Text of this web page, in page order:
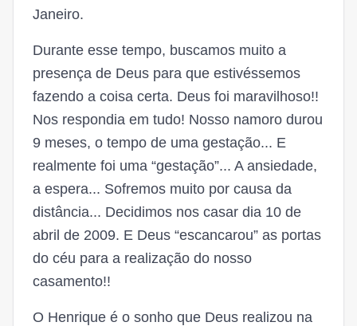
Janeiro.
Durante esse tempo, buscamos muito a
presença de Deus para que estivéssemos
fazendo a coisa certa. Deus foi maravilhoso!!
Nos respondia em tudo! Nosso namoro durou
9 meses, o tempo de uma gestação... E
realmente foi uma “gestação”... A ansiedade,
a espera... Sofremos muito por causa da
distância... Decidimos nos casar dia 10 de
abril de 2009. E Deus “escancarou” as portas
do céu para a realização do nosso
casamento!!
O Henrique é o sonho que Deus realizou na